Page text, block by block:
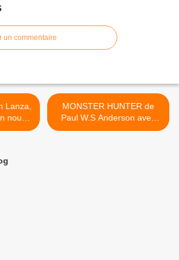
un commentaire
nouvel
MONSTER HUNTER de
Paul W.S Anderson avec
Milla Jovovich, Le 9